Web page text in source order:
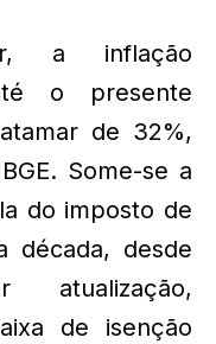
a inflação
o presente
de 32%,
Some-se a
do imposto de
década, desde
atualização,
de isenção